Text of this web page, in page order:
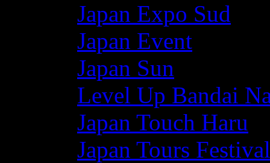
Japan Expo Sud
Japan Event
Japan Sun
Level Up Bandai
Japan Touch Haru
Japan Tours Festival